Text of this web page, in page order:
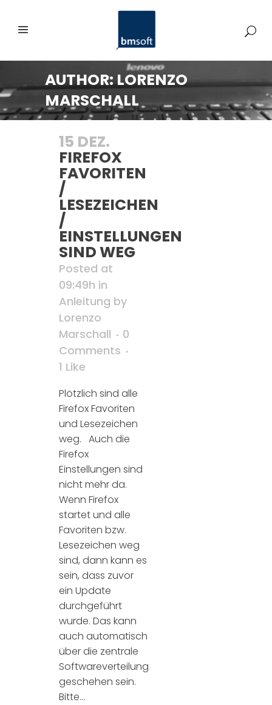
AUTHOR: LORENZO
MARSCHALL
15 DEZ.
FIREFOX
FAVORITEN
/
LESEZEICHEN
/
EINSTELLUNGEN
SIND WEG
Posted at
09:49h in
Anleitung by
Lorenzo
Marschall
0
Comments
1 Like
Plötzlich sind alle
Firefox Favoriten
und Lesezeichen
weg. Auch die
Firefox
Einstellungen sind
nicht mehr da.
Wenn Firefox
startet und alle
Favoriten bzw.
Lesezeichen weg
sind, dann kann es
sein, dass zuvor
ein Update
durchgeführt
wurde. Das kann
auch automatisch
über die zentrale
Softwareverteilung
geschehen sein.
Bitte...